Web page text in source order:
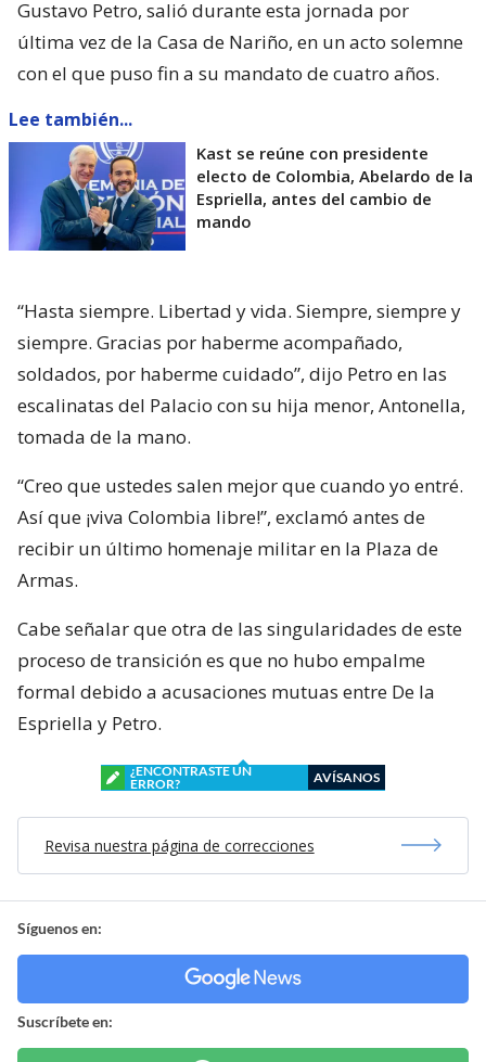
Gustavo Petro, salió durante esta jornada por
última vez de la Casa de Nariño, en un acto solemne
con el que puso fin a su mandato de cuatro años.
Lee también...
Kast se reúne con presidente
electo de Colombia, Abelardo de la
Espriella, antes del cambio de
mando
“Hasta siempre. Libertad y vida. Siempre, siempre y
siempre. Gracias por haberme acompañado,
soldados, por haberme cuidado”, dijo Petro en las
escalinatas del Palacio con su hija menor, Antonella,
tomada de la mano.
“Creo que ustedes salen mejor que cuando yo entré.
Así que ¡viva Colombia libre!”, exclamó antes de
recibir un último homenaje militar en la Plaza de
Armas.
Cabe señalar que otra de las singularidades de este
proceso de transición es que no hubo empalme
formal debido a acusaciones mutuas entre De la
Espriella y Petro.
¿ENCONTRASTE UN
ERROR?
AVÍSANOS
Revisa nuestra página de correcciones
Síguenos en:
Suscríbete en: